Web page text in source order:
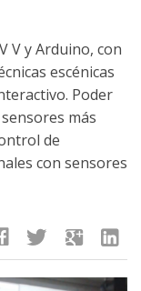
V y Arduino, con
escénicas
Poder
más
de
con sensores
twitter google linkedin